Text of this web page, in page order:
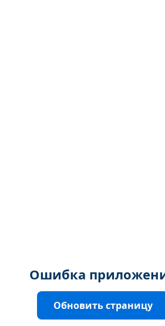
Ошибка
Обновить страницу